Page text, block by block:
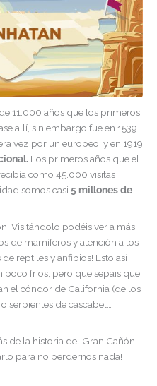
11.000 años que los primeros
allí, sin embargo fue en 1539
vez por un europeo, y en 1919
Los primeros años que el
como 45.000 visitas
somos casi 5 millones de
Visitándolo podéis ver a más
de mamíferos y atención a los
reptiles y anfibios! Esto así
poco fríos, pero que sepáis que
el cóndor de California (de los
de cascabel…
de la historia del Gran Cañón,
para no perdernos nada!